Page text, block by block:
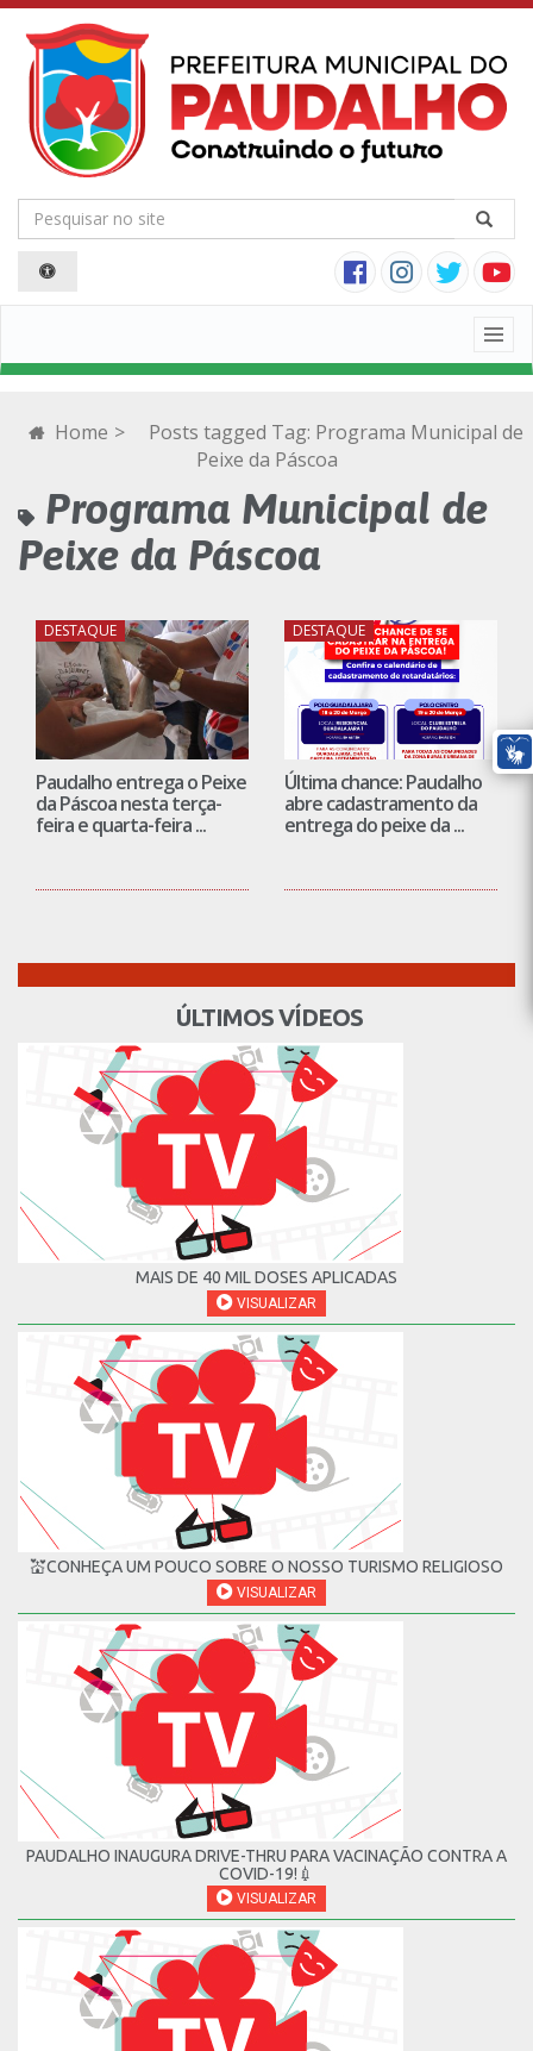
Home > Posts tagged Tag: Programa Municipal de
Peixe da Páscoa
Programa Municipal de
Peixe da Páscoa
DESTAQUE
Paudalho entrega o Peixe
da Páscoa nesta terça-
feira e quarta-feira ...
DESTAQUE
Última chance: Paudalho
abre cadastramento da
entrega do peixe da ...
ÚLTIMOS VÍDEOS
MAIS DE 40 MIL DOSES APLICADAS
VISUALIZAR
💒CONHEÇA UM POUCO SOBRE O NOSSO TURISMO RELIGIOSO
VISUALIZAR
PAUDALHO INAUGURA DRIVE-THRU PARA VACINAÇÃO CONTRA A
COVID-19!💉
VISUALIZAR